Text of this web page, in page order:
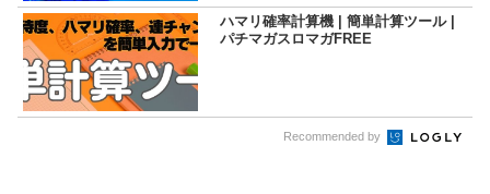
ハマリ確率計算機 | 簡単計算ツール |
パチマガスロマガFREE
Recommended by